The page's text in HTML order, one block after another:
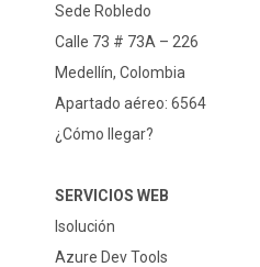
Sede Robledo
Calle 73 # 73A – 226
Medellín, Colombia
Apartado aéreo: 6564
¿Cómo llegar?
SERVICIOS WEB
Isolución
Azure Dev Tools